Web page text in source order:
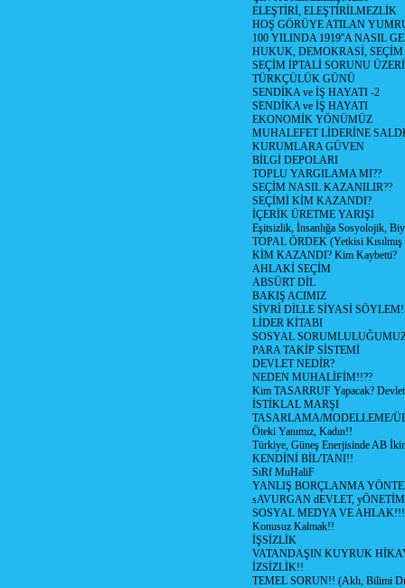
ELEŞTİRİ, ELEŞTİRİLMEZLİK
HOŞ GÖRÜYE ATILAN
100 YILINDA 1919''A NASIL
HUKUK, DEMOKRASİ, SEÇİM
SEÇİM İPTALİ SORUNU
TÜRKÇÜLÜK GÜNÜ
SENDİKA ve İŞ HAYATI -2
SENDİKA ve İŞ HAYATI
EKONOMİK YÖNÜMÜZ
MUHALEFET LİDERİNE
KURUMLARA GÜVEN
BİLGİ DEPOLARI
TOPLU YARGILAMA MI??
SEÇİM NASIL KAZANILIR??
SEÇİMİ KİM KAZANDI?
İÇERİK ÜRETME YARIŞI
Eşitsizlik, İnsanlığa Sosyolojik,
TOPAL ÖRDEK (Yetkisi
KİM KAZANDI? Kim Kaybetti?
AHLAKİ SEÇİM
ABSÜRT DİL
BAKIŞ ACIMIZ
SİVRİ DİLLE SİYASİ
LİDER KİTABI
SOSYAL
PARA TAKİP SİSTEMİ
DEVLET NEDİR?
NEDEN MUHALİFİM!!??
Kim TASARRUF Yapacak? Devlet
İSTİKLAL MARŞI
TASARLAMA/MODELLEME/
Öteki Yanımız, Kadın!!
Türkiye, Güneş Enerjisinde AB
KENDİNİ BİL/TANI!!
SıRf MuHaliF
YANLIŞ BORÇLANMA
sAVURGAN dEVLET,
SOSYAL MEDYA VE AHLAK!!!
Konusuz Kalmak!!
İŞSİZLİK
VATANDAŞIN KUYRUK
İZSİZLİK!!
TEMEL SORUN!! (Aklı, Bilimi